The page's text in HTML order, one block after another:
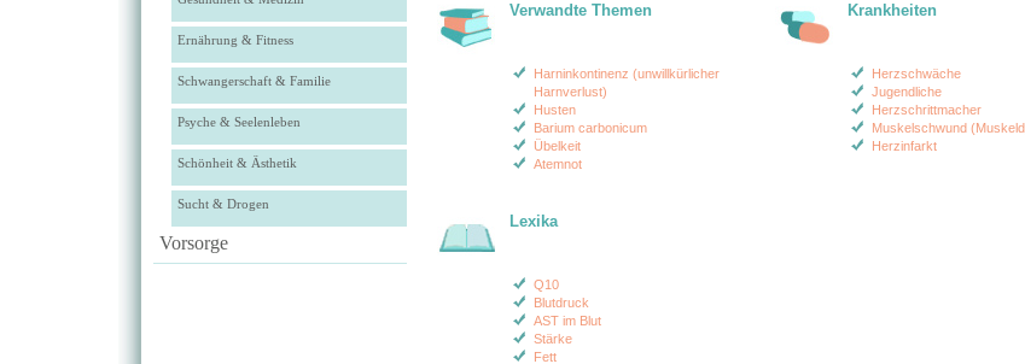
Ernährung & Fitness
Schwangerschaft & Familie
Psyche & Seelenleben
Schönheit & Ästhetik
Sucht & Drogen
Vorsorge
Verwandte Themen
Harninkontinenz (unwillkürlicher
Harnverlust)
Husten
Barium carbonicum
Übelkeit
Atemnot
Krankheiten
Herzschwäche
Jugendliche
Herzschrittmacher
Muskelschwund
Herzinfarkt
Lexika
Q10
Blutdruck
AST im Blut
Stärke
Fett